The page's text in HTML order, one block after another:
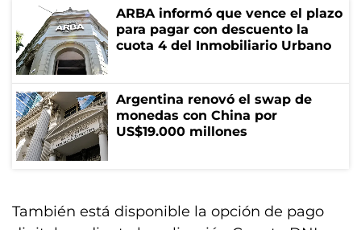
ARBA informó que vence el plazo
para pagar con descuento la
cuota 4 del Inmobiliario Urbano
Argentina renovó el swap de
monedas con China por
US$19.000 millones
También está disponible la opción de pago